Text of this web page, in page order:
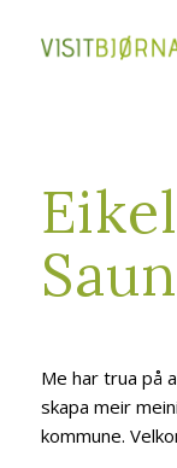
Me har trua på
skapa meir
kommune.